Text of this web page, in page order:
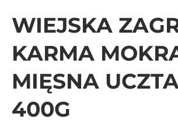
WIEJSKA
KARMA
MIĘSNA
400G